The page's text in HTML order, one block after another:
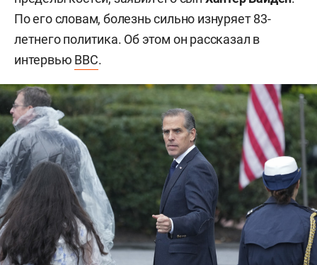
По его словам, болезнь сильно изнуряет 83-
летнего политика. Об этом он рассказал в
интервью BBC.